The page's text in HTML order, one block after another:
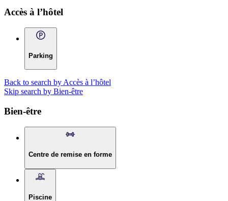
Accès à l’hôtel
Parking
Back to search by Accès à l’hôtel
Skip search by Bien-être
Bien-être
Centre de remise en forme
Piscine